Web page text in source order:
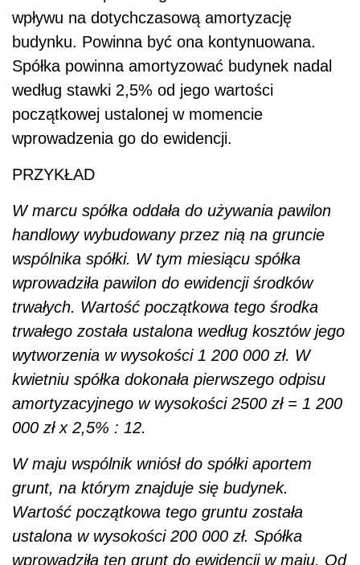
wpływu na dotychczasową amortyzację
budynku. Powinna być ona kontynuowana.
Spółka powinna amortyzować budynek nadal
według stawki 2,5% od jego wartości
początkowej ustalonej w momencie
wprowadzenia go do ewidencji.
PRZYKŁAD
W marcu spółka oddała do używania pawilon
handlowy wybudowany przez nią na gruncie
wspólnika spółki. W tym miesiącu spółka
wprowadziła pawilon do ewidencji środków
trwałych. Wartość początkowa tego środka
trwałego została ustalona według kosztów jego
wytworzenia w wysokości 1 200 000 zł. W
kwietniu spółka dokonała pierwszego odpisu
amortyzacyjnego w wysokości 2500 zł = 1 200
000 zł x 2,5% : 12.
W maju wspólnik wniósł do spółki aportem
grunt, na którym znajduje się budynek.
Wartość początkowa tego gruntu została
ustalona w wysokości 200 000 zł. Spółka
wprowadziła ten grunt do ewidencji w maju. Od